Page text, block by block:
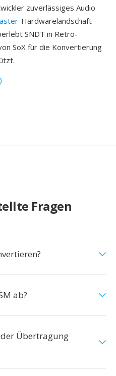
zuverlässiges Audio
-Hardwarelandschaft
SNDT in Retro-
SoX für die Konvertierung
Fragen
ab?
Übertragung